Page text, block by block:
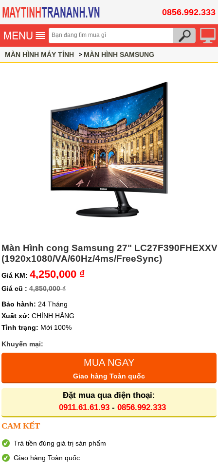
0856.992.333
MÀN HÌNH MÁY TÍNH MÀN HÌNH SAMSUNG
Màn Hình cong Samsung 27" LC27F390FHEXXV
(1920x1080/VA/60Hz/4ms/FreeSync)
Giá KM: 4,250,000 ₫
Giá cũ : 4,850,000 ₫
Bảo hành: 24 Tháng
Xuất xứ: CHÍNH HÃNG
Tình trạng: Mới 100%
Khuyến mại:
MUA NGAY
Giao hàng Toàn quốc
Đặt mua qua điện thoại:
0911.61.61.93- 0856.992.333
CAM KẾT
Trả tiền đúng giá trị sản phẩm
Giao hàng Toàn quốc